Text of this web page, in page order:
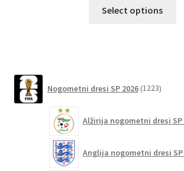
Select options
Nogometni dresi SP 2026 1223izdelkov
Alžirija nogometni dresi SP
Anglija nogometni dresi SP